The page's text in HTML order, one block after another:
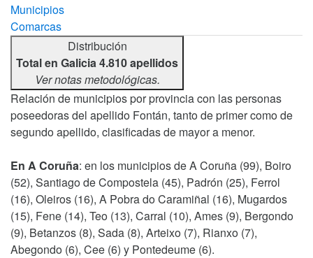
Municipios
Comarcas
Distribución
Total en Galicia 4.810 apellidos
Ver notas metodológicas.
Relación de municipios por provincia con las personas
poseedoras del apellido Fontán, tanto de primer como de
segundo apellido, clasificadas de mayor a menor.
En A Coruña: en los municipios de A Coruña (99), Boiro
(52), Santiago de Compostela (45), Padrón (25), Ferrol
(16), Oleiros (16), A Pobra do Caramiñal (16), Mugardos
(15), Fene (14), Teo (13), Carral (10), Ames (9), Bergondo
(9), Betanzos (8), Sada (8), Arteixo (7), Rianxo (7),
Abegondo (6), Cee (6) y Pontedeume (6).